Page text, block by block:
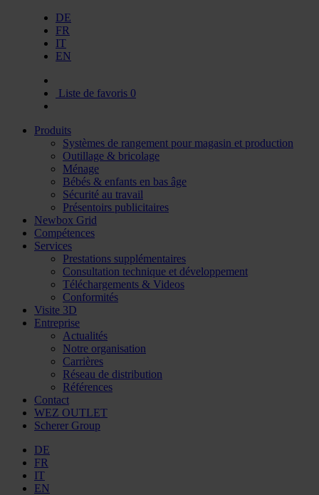
DE
FR
IT
EN
Liste de favoris 0
Produits
Systèmes de rangement pour magasin et production
Outillage & bricolage
Ménage
Bébés & enfants en bas âge
Sécurité au travail
Présentoirs publicitaires
Newbox Grid
Compétences
Services
Prestations supplémentaires
Consultation technique et développement
Téléchargements & Videos
Conformités
Visite 3D
Entreprise
Actualités
Notre organisation
Carrières
Réseau de distribution
Références
Contact
WEZ OUTLET
Scherer Group
DE
FR
IT
EN